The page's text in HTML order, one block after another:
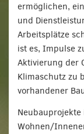
ermöglichen,
und
Arbeitsplätze
ist es, Impulse
Aktivierung der
Klimaschutz zu
vorhandener
Wohnen/